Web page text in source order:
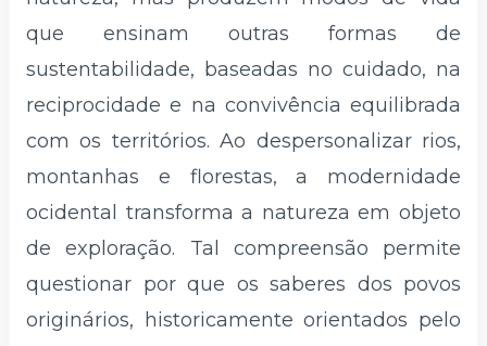
que ensinam outras formas de
sustentabilidade, baseadas no cuidado, na
reciprocidade e na convivência equilibrada
com os territórios. Ao despersonalizar rios,
montanhas e florestas, a modernidade
ocidental transforma a natureza em objeto
de exploração. Tal compreensão permite
questionar por que os saberes dos povos
originários, historicamente orientados pelo